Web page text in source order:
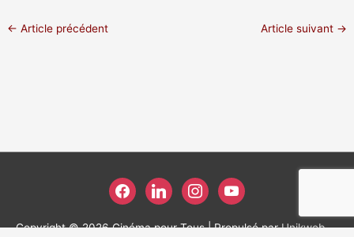
← Article précédent Article suivant →
facebooklinkedin instagramyoutube
Copyright © 2026Cinéma pour Tous| Propulsé parUnikweb